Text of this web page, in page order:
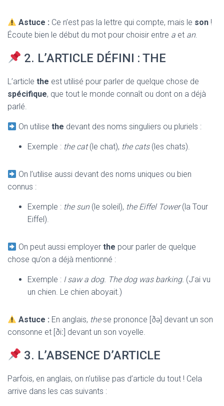
Astuce : Ce n’est pas la lettre qui compte, mais le son !
Écoute bien le début du mot pour choisir entre a et an.
2. L’ARTICLE DÉFINI : THE
L’article the est utilisé pour parler de quelque chose de
spécifique, que tout le monde connaît ou dont on a déjà
parlé.
On utilisethe devant des noms singuliers ou pluriels :
Exemple : the cat(le chat), the cats(les chats).
On l’utilise aussi devant des noms uniques ou bien
connus :
Exemple : the sun(le soleil), the Eiffel Tower(la Tour
Eiffel).
On peut aussi employerthe pour parler de quelque
chose qu’on a déjà mentionné :
Exemple : I saw a dog. The dog was barking. (J’ai vu
un chien. Le chien aboyait.)
Astuce : En anglais, these prononce [ðə] devant un son
consonne et [ðiː] devant un son voyelle.
3. L’ABSENCE D’ARTICLE
Parfois, en anglais, on n’utilise pas d’article du tout ! Cela
arrive dans les cas suivants :